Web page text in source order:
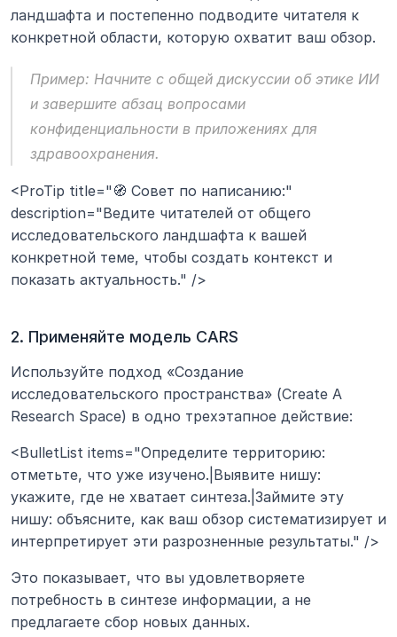
ландшафта и постепенно подводите читателя к
конкретной области, которую охватит ваш обзор.
Пример: Начните с общей дискуссии об этике ИИ
и завершите абзац вопросами
конфиденциальности в приложениях для
здравоохранения.
<ProTip title="🧭 Совет по написанию:"
description="Ведите читателей от общего
исследовательского ландшафта к вашей
конкретной теме, чтобы создать контекст и
показать актуальность." />
2. Применяйте модель CARS
Используйте подход «Создание
исследовательского пространства» (Create A
Research Space) в одно трехэтапное действие:
<BulletList items="Определите территорию:
отметьте, что уже изучено.|Выявите нишу:
укажите, где не хватает синтеза.|Займите эту
нишу: объясните, как ваш обзор систематизирует и
интерпретирует эти разрозненные результаты." />
Это показывает, что вы удовлетворяете
потребность в синтезе информации, а не
предлагаете сбор новых данных.